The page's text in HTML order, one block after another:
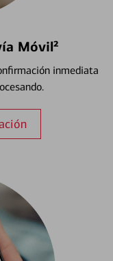
Móvil²
inmediata